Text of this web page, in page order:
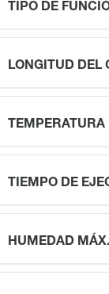
TIPO DE
LONGITUD DEL
TIEMPO DE
HUMEDAD